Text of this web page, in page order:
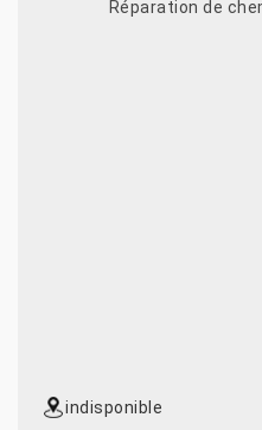
Réparation de
indisponible